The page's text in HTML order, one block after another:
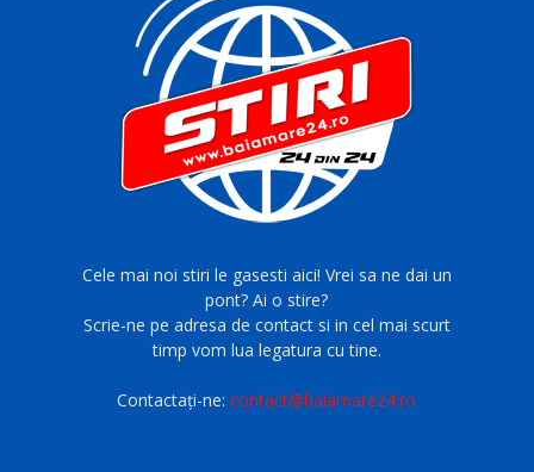
Cele mai noi stiri le gasesti aici! Vrei sa ne dai un
pont? Ai o stire?
Scrie-ne pe adresa de contact si in cel mai scurt
timp vom lua legatura cu tine.
Contactați-ne:contact@baiamare24.ro